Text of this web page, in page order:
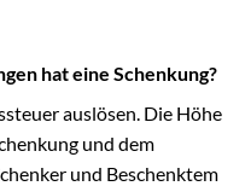
hat eine Schenkung?
auslösen. Die Höhe
und dem
und Beschenktem